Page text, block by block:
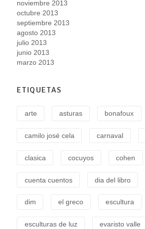
noviembre 2013
octubre 2013
septiembre 2013
agosto 2013
julio 2013
junio 2013
marzo 2013
ETIQUETAS
arte asturas bonafoux
camilo josé cela carnaval
clasica cocuyos cohen
cuenta cuentos dia del libro
dim el greco escultura
esculturas de luz evaristo valle